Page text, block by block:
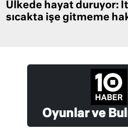
Ülkede hayat duruyor:
sıcakta işe gitmeme
Oyunlar ve